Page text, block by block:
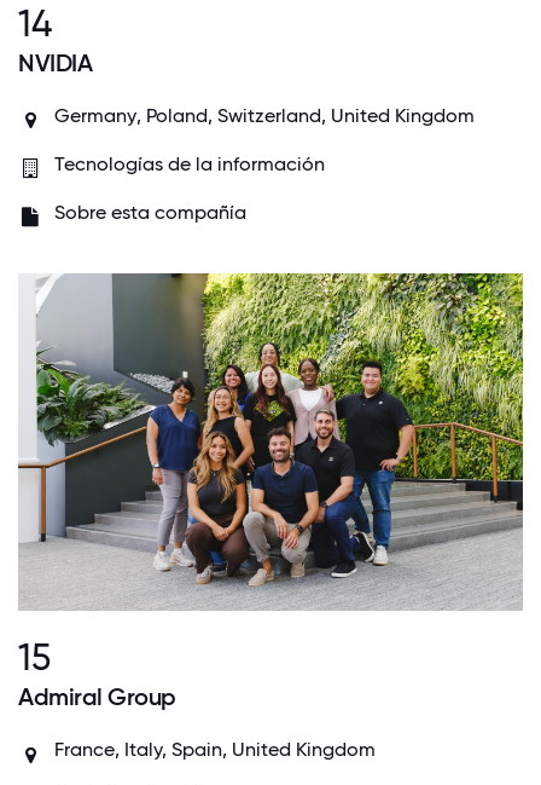
14
NVIDIA
Germany, Poland, Switzerland, United Kingdom
Tecnologías de la información
Sobre esta compañía
15
Admiral Group
France, Italy, Spain, United Kingdom